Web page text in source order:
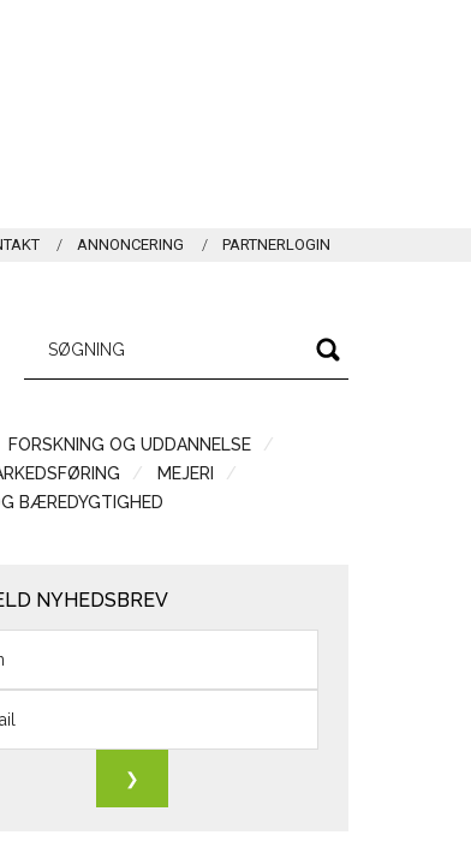
ANNONCERING PARTNERLOGIN
FORSKNING OG UDDANNELSE
MEJERI
BÆREDYGTIGHED
NYHEDSBREV